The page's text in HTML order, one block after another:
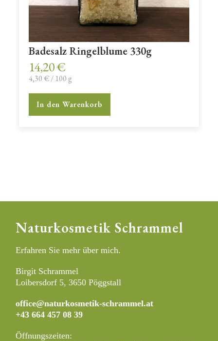
Badesalz Ringelblume 330g
14,20€
4,30€/ 100 g
In den Warenkorb
Naturkosmetik Schrammel
Erfahren Sie mehr über mich.
Birgit Schrammel
Loibersdorf 5, 3650 Pöggstall
office@naturkosmetik-schrammel.at
+43 664 457 08 39
Öffnungszeiten: